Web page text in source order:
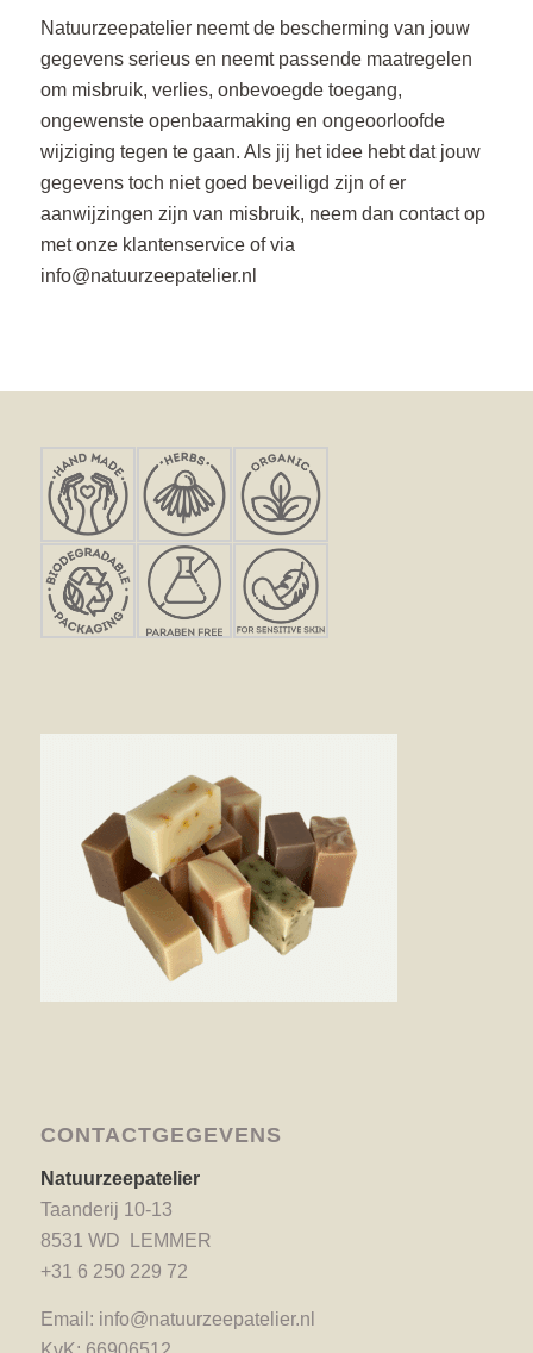
Natuurzeepatelier neemt de bescherming van jouw
gegevens serieus en neemt passende maatregelen
om misbruik, verlies, onbevoegde toegang,
ongewenste openbaarmaking en ongeoorloofde
wijziging tegen te gaan. Als jij het idee hebt dat jouw
gegevens toch niet goed beveiligd zijn of er
aanwijzingen zijn van misbruik, neem dan contact op
met onze klantenservice of via
info@natuurzeepatelier.nl
CONTACTGEGEVENS
Natuurzeepatelier
Taanderij 10-13
8531 WD LEMMER
+31 6 250 229 72
Email: info@natuurzeepatelier.nl